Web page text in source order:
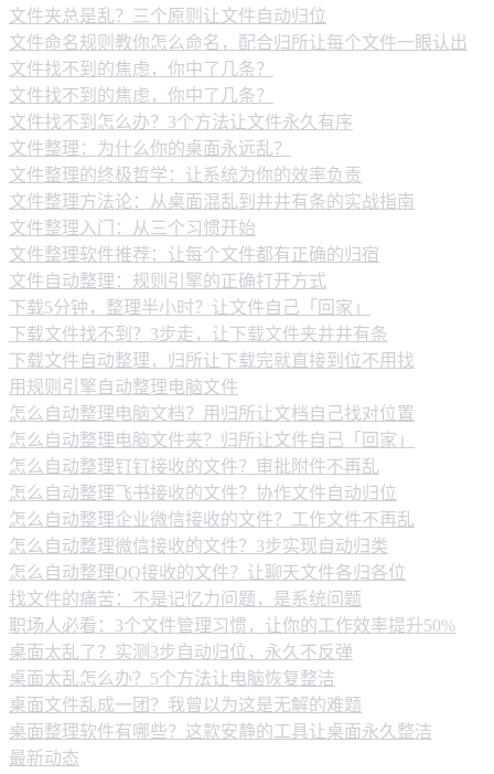
文件夹总是乱？三个原则让文件自动归位
文件命名规则教你怎么命名，配合归所让每个文件一眼认出
文件找不到的焦虑，你中了几条？
文件找不到的焦虑，你中了几条？
文件找不到怎么办？3个方法让文件永久有序
文件整理：为什么你的桌面永远乱？
文件整理的终极哲学：让系统为你的效率负责
文件整理方法论：从桌面混乱到井井有条的实战指南
文件整理入门：从三个习惯开始
文件整理软件推荐：让每个文件都有正确的归宿
文件自动整理：规则引擎的正确打开方式
下载5分钟，整理半小时？让文件自己「回家」
下载文件找不到？3步走，让下载文件夹井井有条
下载文件自动整理，归所让下载完就直接到位不用找
用规则引擎自动整理电脑文件
怎么自动整理电脑文档？用归所让文档自己找对位置
怎么自动整理电脑文件夹？归所让文件自己「回家」
怎么自动整理钉钉接收的文件？审批附件不再乱
怎么自动整理飞书接收的文件？协作文件自动归位
怎么自动整理企业微信接收的文件？工作文件不再乱
怎么自动整理微信接收的文件？3步实现自动归类
怎么自动整理QQ接收的文件？让聊天文件各归各位
找文件的痛苦：不是记忆力问题，是系统问题
职场人必看：3个文件管理习惯，让你的工作效率提升50%
桌面太乱了？实测3步自动归位，永久不反弹
桌面太乱怎么办？5个方法让电脑恢复整洁
桌面文件乱成一团？我曾以为这是无解的难题
桌面整理软件有哪些？这款安静的工具让桌面永久整洁
最新动态